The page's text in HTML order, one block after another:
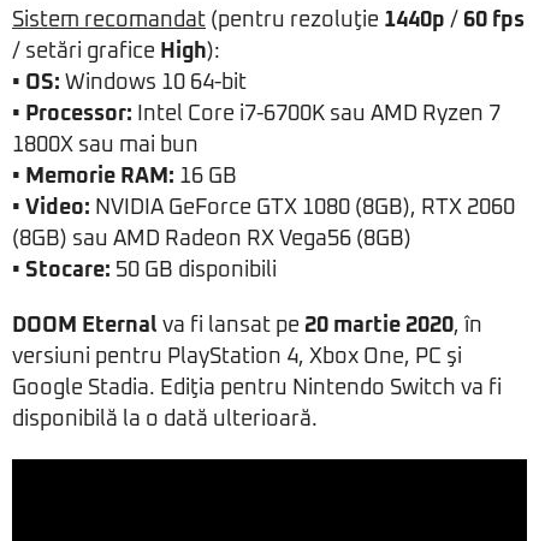
Sistem recomandat (pentru rezoluţie 1440p / 60 fps
/ setări grafice High):
• OS: Windows 10 64-bit
• Processor: Intel Core i7-6700K sau AMD Ryzen 7
1800X sau mai bun
• Memorie RAM: 16 GB
• Video: NVIDIA GeForce GTX 1080 (8GB), RTX 2060
(8GB) sau AMD Radeon RX Vega56 (8GB)
• Stocare: 50 GB disponibili
DOOM Eternal va fi lansat pe 20 martie 2020, în
versiuni pentru PlayStation 4, Xbox One, PC şi
Google Stadia. Ediţia pentru Nintendo Switch va fi
disponibilă la o dată ulterioară.